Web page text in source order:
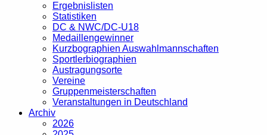
Ergebnislisten
Statistiken
DC & NWC/DC-U18
Medaillengewinner
Kurzbographien Auswahlmannschaften
Sportlerbiographien
Austragungsorte
Vereine
Gruppenmeisterschaften
Veranstaltungen in Deutschland
Archiv
2026